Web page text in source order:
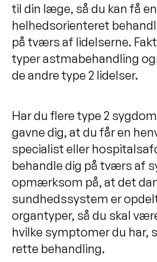
til din læge, så du kan få en
helhedsorienteret
på tværs af lidelserne.
typer astmabehandling
de andre type 2 lidelser.
Har du flere type 2
gavne dig, at du får en
specialist eller
behandle dig på tværs af
opmærksom på, at det
sundhedssystem er
organtyper, så du skal
hvilke symptomer du har,
rette behandling.